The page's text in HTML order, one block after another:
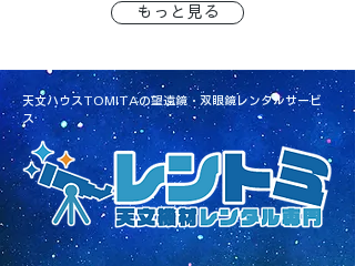
もっと見る
天文ハウスTOMITAの望遠鏡・双眼鏡レンタルサービ
ス